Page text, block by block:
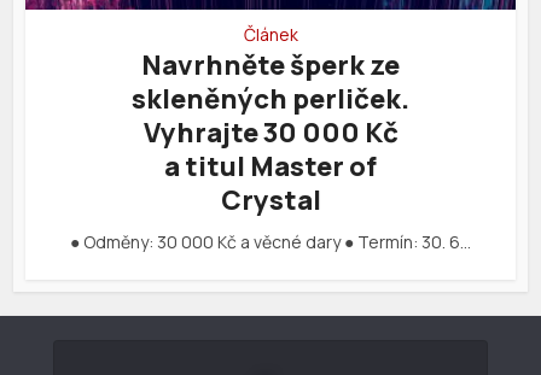
Článek
Navrhněte šperk ze
skleněných perliček.
Vyhrajte 30 000 Kč
a titul Master of
Crystal
● Odměny: 30 000 Kč a věcné dary ● Termín: 30. 6…